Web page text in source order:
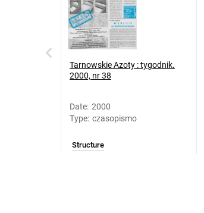
Tarnowskie Azoty : tygodnik.
2000, nr 38
Date: 2000
Type: czasopismo
Structure